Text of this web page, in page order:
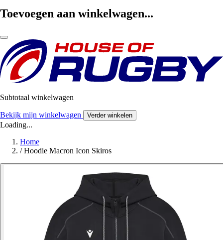
Toevoegen aan winkelwagen...
Subtotaal winkelwagen
Bekijk mijn winkelwagen Verder winkelen
Loading...
Home
/ Hoodie Macron Icon Skiros